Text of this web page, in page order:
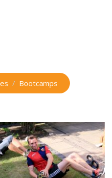
Bootcamps